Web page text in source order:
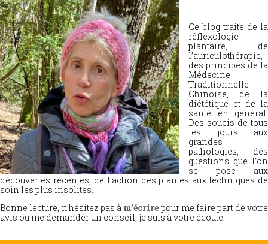
Ce blog traite de la
réflexologie
plantaire, de
l’auriculothérapie,
des principes de la
Médecine
Traditionnelle
Chinoise, de la
diététique et de la
santé en général.
Des soucis de tous
les jours aux
grandes
pathologies, des
questions que l’on
se pose aux
découvertes récentes, de l’action des plantes aux techniques de
soin les plus insolites.
Bonne lecture, n’hésitez pas à m’écrire pour me faire part de votre
avis ou me demander un conseil, je suis à votre écoute.